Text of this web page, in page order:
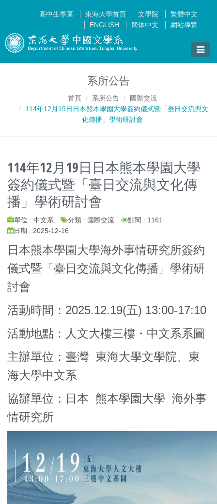
高中生專區 東海大學首頁 文學院
繁體中文
ENGLISH
簡体中文 網站導覽
Toggle
系所公告
首頁 系所公告
國際交流
114年12月19日日本熊本學園大學簽約儀式暨「臺日交流與文
化傳播」學術研討會
114年12月19日日本熊本學園大學
簽約儀式暨「臺日交流與文化傳
播」學術研討會
單位 : 中文系 分類 : 國際交流
點閱 : 1161
日期 : 2025-12-16
日本熊本學園大學海外事情研究所簽約
儀式暨「臺日交流與文化傳播」學術研
討會
活動時間：2025.12.19(五) 13:00-17:10
活動地點：人文大樓三樓・中文系系圖
主辦單位：臺灣 東海大學文學院、東
海大學中文系
協辦單位：日本 熊本學園大學 海外事
情研究所